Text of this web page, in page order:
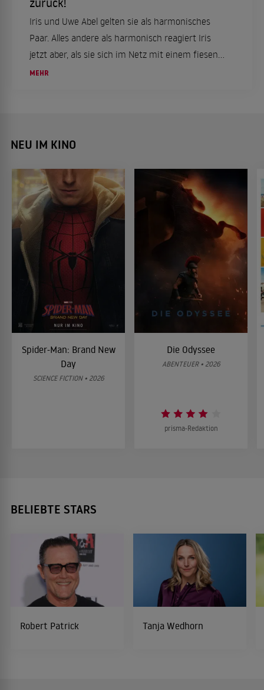
Iris und Uwe Abel gelten sie als harmonisches
Paar. Alles andere als harmonisch reagiert Iris
jetzt aber, als sie sich im Netz mit einem fiesen
Kommentar konfrontiert sieht.
MEHR
NEU IM KINO
Spider-Man: Brand New
Day
SCIENCE FICTION • 2026
Die Odyssee
ABENTEUER • 2026
prisma-Redaktion
BELIEBTE STARS
Robert Patrick Tanja Wedhorn